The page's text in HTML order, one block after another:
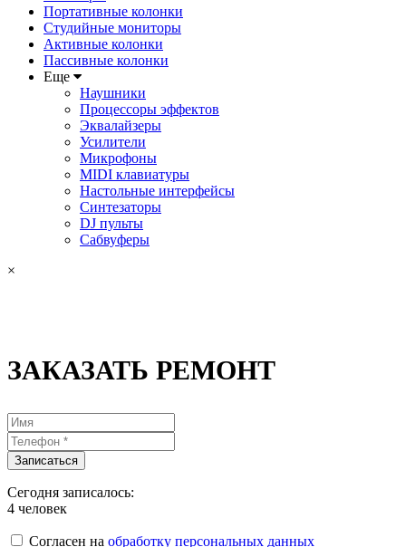
Портативные колонки
Студийные мониторы
Активные колонки
Пассивные колонки
Еще
Наушники
Процессоры эффектов
Эквалайзеры
Усилители
Микрофоны
MIDI клавиатуры
Настольные интерфейсы
Синтезаторы
DJ пульты
Сабвуферы
×
ЗАКАЗАТЬ РЕМОНТ
Сегодня записалось:
4 человек
Согласен на обработку персональных данных